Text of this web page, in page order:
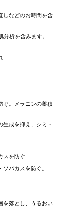
しなどのお時間を含
析を含みます。
ぐ。メラニンの蓄積
生成を抑え、シミ・
スを防ぐ
バカスを防ぐ。
を落とし、うるおい